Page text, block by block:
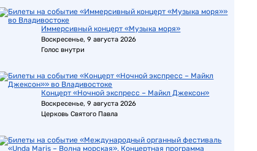
Иммерсивный концерт «Музыка моря»
Воскресенье, 9 августа 2026
Голос внутри
Концерт «Ночной экспресс – Майкл Джексон»
Воскресенье, 9 августа 2026
Церковь Святого Павла